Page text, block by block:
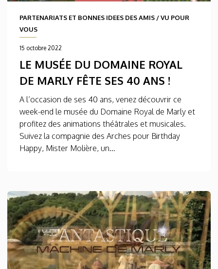
PARTENARIATS ET BONNES IDEES DES AMIS /VU POUR
VOUS
15 octobre 2022
LE MUSÉE DU DOMAINE ROYAL
DE MARLY FÊTE SES 40 ANS !
A l’occasion de ses 40 ans, venez découvrir ce
week-end le musée du Domaine Royal de Marly et
profitez des animations théâtrales et musicales.
Suivez la compagnie des Arches pour Birthday
Happy, Mister Molière, un...